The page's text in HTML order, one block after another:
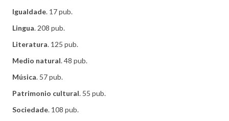
Igualdade. 17 pub.
Lingua. 208 pub.
Literatura. 125 pub.
Medio natural. 48 pub.
Música. 57 pub.
Patrimonio cultural. 55 pub.
Sociedade. 108 pub.